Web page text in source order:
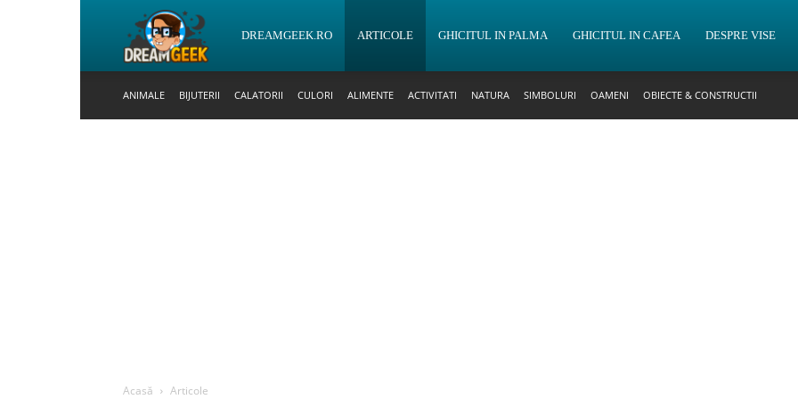
DreamGeek.ro
DREAMGEEK.RO ARTICOLE GHICITUL IN PALMA GHICITUL IN CAFEA DESPRE VISE
ANIMALE BIJUTERII CALATORII CULORI ALIMENTE ACTIVITATI NATURA SIMBOLURI OAMENI OBIECTE & CONSTRUCTII
Acasă Articole